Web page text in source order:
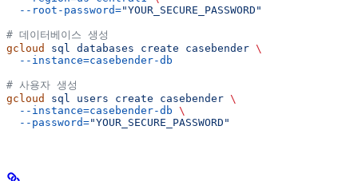
  --root-password=
"YOUR_SECURE_PASSWORD"
# 데이터베이스 생성
gcloud
sql databases create casebender \
  --instance=casebender-db
# 사용자 생성
gcloud
sql users create casebender \
  --instance=casebender-db
\
  --password=
"YOUR_SECURE_PASSWORD"